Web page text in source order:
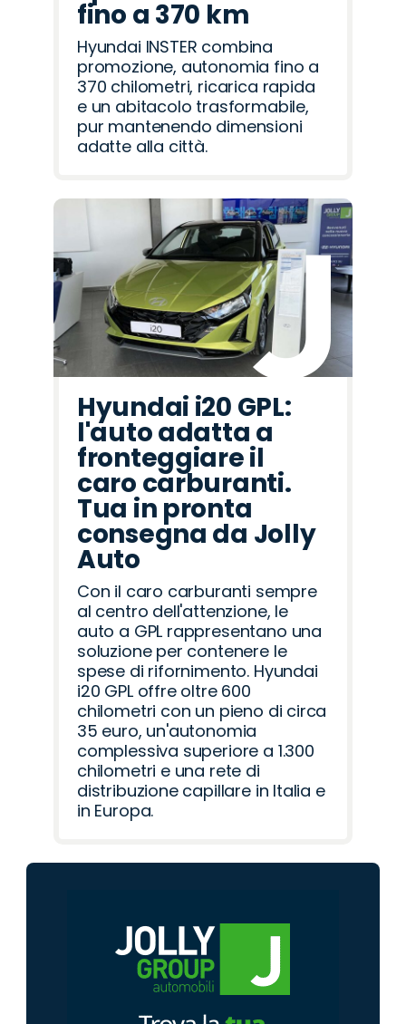
fino a 370 km
Hyundai INSTER combina
promozione, autonomia fino a
370 chilometri, ricarica rapida
e un abitacolo trasformabile,
pur mantenendo dimensioni
adatte alla città.
Hyundai i20 GPL:
l'auto adatta a
fronteggiare il
caro carburanti.
Tua in pronta
consegna da Jolly
Auto
Con il caro carburanti sempre
al centro dell'attenzione, le
auto a GPL rappresentano una
soluzione per contenere le
spese di rifornimento. Hyundai
i20 GPL offre oltre 600
chilometri con un pieno di circa
35 euro, un'autonomia
complessiva superiore a 1.300
chilometri e una rete di
distribuzione capillare in Italia e
in Europa.